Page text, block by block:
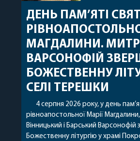
ДЕНЬ ПАМ’ЯТІ
МАГДАЛИНИ.
ВАРСОНОФІЙ
БОЖЕСТВЕННУ
СЕЛІ ТЕРЕШКИ
4 серпня 2026 року, у день
рівноапостольної Марії
Вінницький і Барський Варсонофій
Божественну літургію у храмі